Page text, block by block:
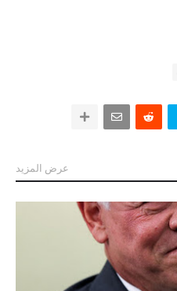
عرض المزيد